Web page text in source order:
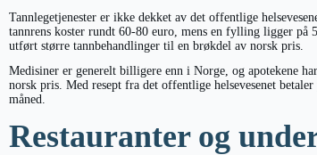
Tannlegetjenester er ikke dekket av det offentlige
tannrens koster rundt 60-80 euro, mens en fylling ligger på
utført større tannbehandlinger til en brøkdel av norsk pris.
Medisiner er generelt billigere enn i Norge, og apotekene
norsk pris. Med resept fra det offentlige helsevesenet
måned.
Restauranter og